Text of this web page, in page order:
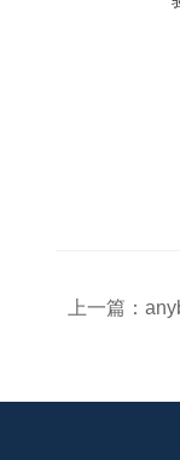
上一篇：